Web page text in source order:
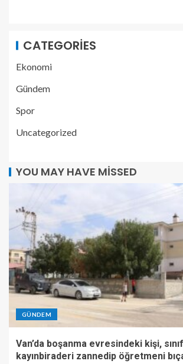
CATEGORIES
Ekonomi
Gündem
Spor
Uncategorized
YOU MAY HAVE MISSED
GÜNDEM
Van’da boşanma evresindeki kişi,
kayınbiraderi zannedip öğretmeni